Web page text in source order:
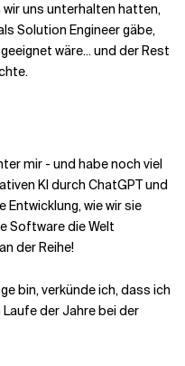
uns unterhalten hatten,
Solution Engineer gäbe,
wäre... und der Rest
mir - und habe noch viel
KI durch ChatGPT und
wie wir sie
Software die Welt
der Reihe!
bin, verkünde ich, dass ich
der Jahre bei der